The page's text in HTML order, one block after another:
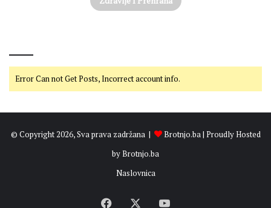
Error Can not Get Posts, Incorrect account info.
© Copyright 2026, Sva prava zadržana | Brotnjo.ba| Proudly Hosted
byBrotnjo.ba
Naslovnica
Facebook YouTube